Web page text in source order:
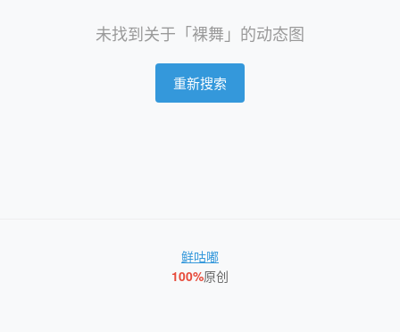
未找到关于「裸舞」的动态图
重新搜索
鲜咕嘟
100%原创